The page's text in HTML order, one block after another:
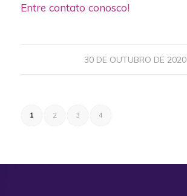
Entre contato conosco!
30 DE OUTUBRO DE 2020
1 2 3 4